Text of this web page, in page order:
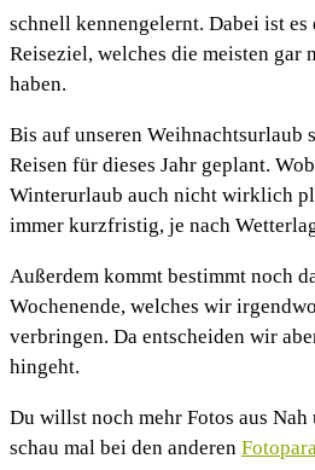
schnell kennengelernt. Dabei ist es
Reiseziel, welches die meisten gar
haben.
Bis auf unseren Weihnachtsurlaub
Reisen für dieses Jahr geplant.
Winterurlaub auch nicht wirklich
immer kurzfristig, je nach
Außerdem kommt bestimmt noch
Wochenende, welches wir
verbringen. Da entscheiden wir
hingeht.
Du willst noch mehr Fotos aus Nah
schau mal bei den anderen